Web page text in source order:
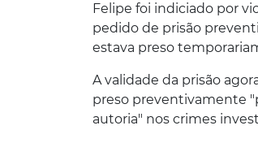
Felipe foi indiciado por
pedido de prisão
estava preso
A validade da prisão
preso preventivamente
autoria" nos crimes